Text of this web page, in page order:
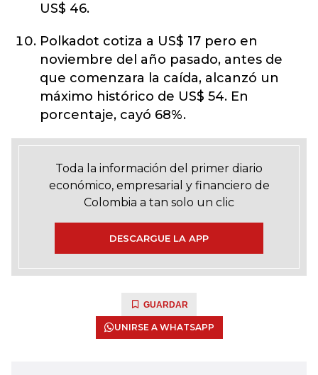
US$ 46.
Polkadot cotiza a US$ 17 pero en
noviembre del año pasado, antes de
que comenzara la caída, alcanzó un
máximo histórico de US$ 54. En
porcentaje, cayó 68%.
Toda la información del primer diario
económico, empresarial y financiero de
Colombia a tan solo un clic
DESCARGUE LA APP
GUARDAR
UNIRSE A WHATSAPP